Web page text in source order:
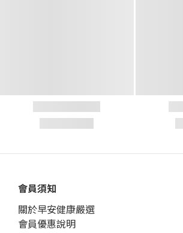
會員須知
關於早安健康嚴選
會員優惠說明